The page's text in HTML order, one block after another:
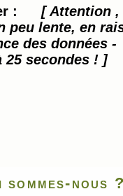
:
[ Attention ,
peu lente, en
des données -
25 secondes ! ]
sommes-nous